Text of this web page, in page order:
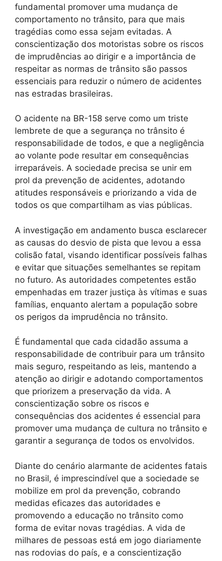
fundamental promover uma mudança de
comportamento no trânsito, para que mais
tragédias como essa sejam evitadas. A
conscientização dos motoristas sobre os riscos
de imprudências ao dirigir e a importância de
respeitar as normas de trânsito são passos
essenciais para reduzir o número de acidentes
nas estradas brasileiras.
O acidente na BR-158 serve como um triste
lembrete de que a segurança no trânsito é
responsabilidade de todos, e que a negligência
ao volante pode resultar em consequências
irreparáveis. A sociedade precisa se unir em
prol da prevenção de acidentes, adotando
atitudes responsáveis e priorizando a vida de
todos os que compartilham as vias públicas.
A investigação em andamento busca esclarecer
as causas do desvio de pista que levou a essa
colisão fatal, visando identificar possíveis falhas
e evitar que situações semelhantes se repitam
no futuro. As autoridades competentes estão
empenhadas em trazer justiça às vítimas e suas
famílias, enquanto alertam a população sobre
os perigos da imprudência no trânsito.
É fundamental que cada cidadão assuma a
responsabilidade de contribuir para um trânsito
mais seguro, respeitando as leis, mantendo a
atenção ao dirigir e adotando comportamentos
que priorizem a preservação da vida. A
conscientização sobre os riscos e
consequências dos acidentes é essencial para
promover uma mudança de cultura no trânsito e
garantir a segurança de todos os envolvidos.
Diante do cenário alarmante de acidentes fatais
no Brasil, é imprescindível que a sociedade se
mobilize em prol da prevenção, cobrando
medidas eficazes das autoridades e
promovendo a educação no trânsito como
forma de evitar novas tragédias. A vida de
milhares de pessoas está em jogo diariamente
nas rodovias do país, e a conscientização